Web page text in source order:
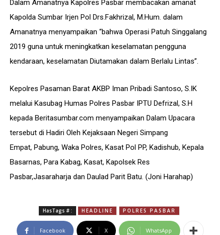
Dalam Amanatnya Kapolres Pasbar membacakan amanat
Kapolda Sumbar Irjen Pol Drs.Fakhrizal, M.Hum. dalam
Amanatnya menyampaikan “bahwa Operasi Patuh Singgalang
2019 guna untuk meningkatkan keselamatan pengguna
kendaraan, keselamatan Diutamakan dalam Berlalu Lintas”.
Kepolres Pasaman Barat AKBP Iman Pribadi Santoso, S.IK
melalui Kasubag Humas Polres Pasbar IPTU Defrizal, S.H
kepada Beritasumbar.com menyampaikan Dalam Upacara
tersebut di Hadiri Oleh Kejaksaan Negeri Simpang
Empat, Pabung, Waka Polres, Kasat Pol PP, Kadishub, Kepala
Basarnas, Para Kabag, Kasat, Kapolsek Res
Pasbar,Jasaraharja dan Daulad Parit Batu. (Joni Harahap)
HasTags # : HEADLINE POLRES PASBAR
Facebook X WhatsApp